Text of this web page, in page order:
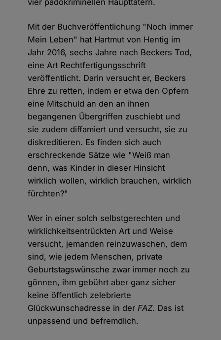
vier pädokriminellen Haupttätern.
Mit der Buchveröffentlichung "Noch immer
Mein Leben" hat Hartmut von Hentig im
Jahr 2016, sechs Jahre nach Beckers Tod,
eine Art Rechtfertigungsschrift
veröffentlicht. Darin versucht er, Beckers
Ehre zu retten, indem er etwa den Opfern
eine Mitschuld an den an ihnen
begangenen Übergriffen zuschiebt und
sie zudem diffamiert und versucht, sie zu
diskreditieren. Es finden sich auch
erschreckende Sätze wie "Weiß man
denn, was Kinder in dieser Hinsicht
wirklich wollen, wirklich brauchen, wirklich
fürchten?"
Wer in einer solch selbstgerechten und
wirklichkeitsentrückten Art und Weise
versucht, jemanden reinzuwaschen, dem
sind, wie jedem Menschen, private
Geburtstagswünsche zwar immer noch zu
gönnen, ihm gebührt aber ganz sicher
keine öffentlich zelebrierte
Glückwunschadresse in derFAZ. Das ist
unpassend und befremdlich.